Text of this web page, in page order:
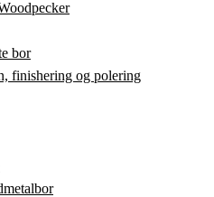
bor
finishering og polering